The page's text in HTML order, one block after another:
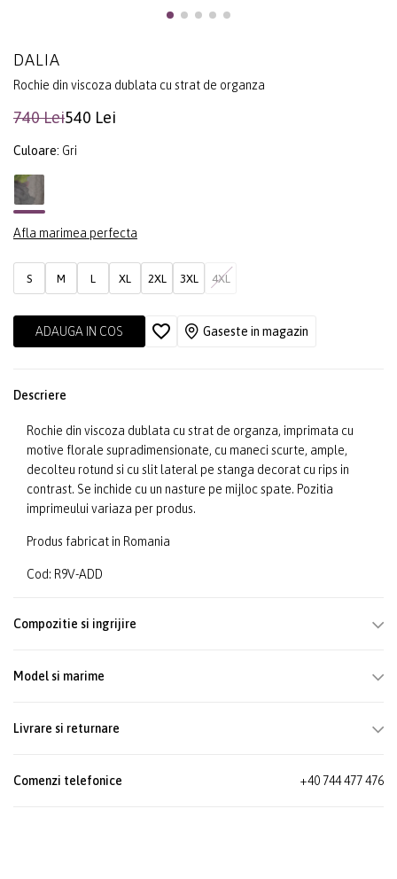
DALIA
Rochie din viscoza dublata cu strat de organza
740 Lei540 Lei
Culoare: Gri
Afla marimea perfecta
S M L XL 2XL 3XL 4XL
ADAUGA IN COS Gaseste in magazin
Descriere
Rochie din viscoza dublata cu strat de organza, imprimata cu
motive florale supradimensionate, cu maneci scurte, ample,
decolteu rotund si cu slit lateral pe stanga decorat cu rips in
contrast. Se inchide cu un nasture pe mijloc spate. Pozitia
imprimeului variaza per produs.
Produs fabricat in Romania
Cod: R9V-ADD
Compozitie si ingrijire
Model si marime
Livrare si returnare
Comenzi telefonice +40 744 477 476